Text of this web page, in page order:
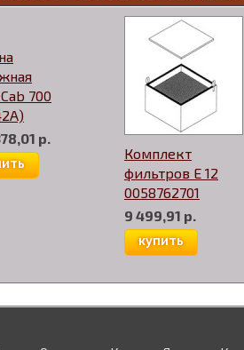
700
р.
Комплект
фильтров Е 12
0058762701
9 499,91 р.
купить